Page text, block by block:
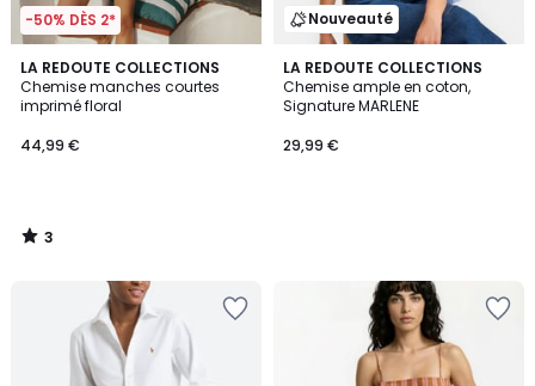
-50% DÈS 2*
LA REDOUTE COLLECTIONS
Chemise manches courtes
imprimé floral
44,99 €
3
/
5
3
/
Nouveauté
LA REDOUTE COLLECTIONS
Chemise ample en coton,
Signature MARLENE
29,99 €